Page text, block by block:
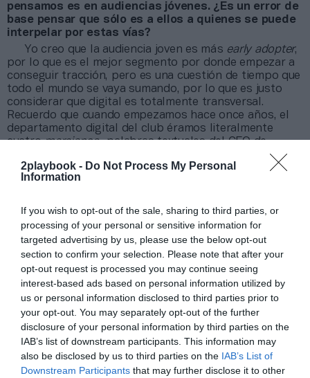
2playbook - Do Not Process My Personal
Information
If you wish to opt-out of the sale, sharing to third parties, or
processing of your personal or sensitive information for
targeted advertising by us, please use the below opt-out
section to confirm your selection. Please note that after your
opt-out request is processed you may continue seeing
interest-based ads based on personal information utilized by
us or personal information disclosed to third parties prior to
your opt-out. You may separately opt-out of the further
disclosure of your personal information by third parties on the
IAB’s list of downstream participants. This information may
also be disclosed by us to third parties on the IAB’s List of
Downstream Participants that may further disclose it to other
pensamos es en audiencias jóvenes. ¿Es un error de
base pensar que sólo es a ellos a quienes se puede
interpelar por estas vías?
Yo creo que la audiencia joven es más early adopter,
por lo que es el mejor segmento por donde empezar a
conseguir tracción, pero es una cuestión de tiempo que
todo el mundo se vaya sumando, por lo que es justo
considerar que digital es totalmente transversal.
Recuerdo que cuando empezamos hace once años, el
departamento digital del club éramos literalmente
cuatromarcianos-palabras textuales del CEO de
entonces- e íbamos orientados a una audiencia muy
marciana. Hoy en día, es una ilusión ver a barcelonistas
de todo el mundo viendo contenidos por BarçaTV+.
recurrentes a la hora de hablar sobre cómo
acercarse a las nuevas generaciones. ¿Es un error
que el deporte tradicional sólo se acerque a través
de los simuladores de su disciplina?
Hay muchas estrategias y todas ellas son válidas.
Entrar en un simulador es lo más evidente, un club es
una marca que genera una conexión emocional con sus
seguidores, y esto es aplicable a los juegos de
simulación o a cualquier tipo de videojuego masivo que
estén alineados con los valores y sentimiento de club.
El Barça es la marca o una de las marcas mas potentes
en deportes a nivel mundial, pero, si además, nos
aliamos como hemos hecho con el principal playerde